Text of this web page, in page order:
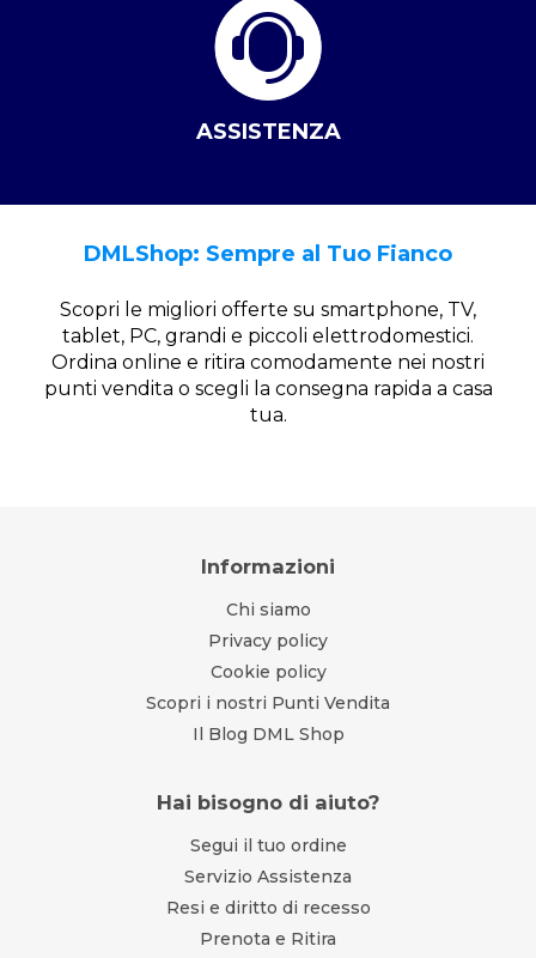
ASSISTENZA
DMLShop: Sempre al Tuo Fianco
Scopri le migliori offerte su smartphone, TV,
tablet, PC, grandi e piccoli elettrodomestici.
Ordina online e ritira comodamente nei nostri
punti vendita o scegli la consegna rapida a casa
tua.
Informazioni
Chi siamo
Privacy policy
Cookie policy
Scopri i nostri Punti Vendita
Il Blog DML Shop
Hai bisogno di aiuto?
Segui il tuo ordine
Servizio Assistenza
Resi e diritto di recesso
Prenota e Ritira